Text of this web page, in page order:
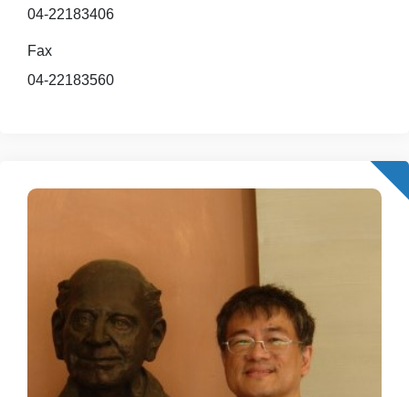
04-22183406
Fax
04-22183560